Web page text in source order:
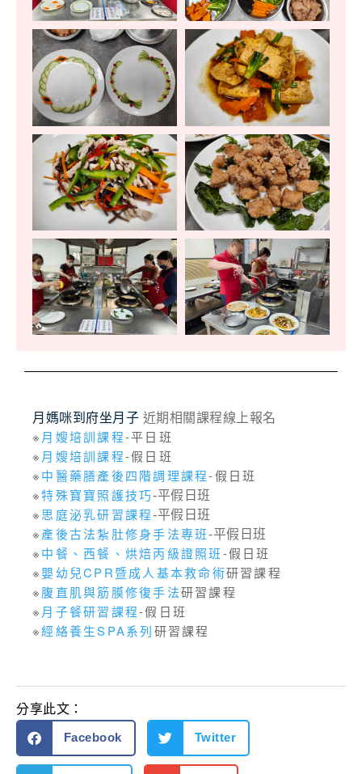
月媽咪到府坐月子 近期相關課程線上報名
※月嫂培訓課程-平日班
※月嫂培訓課程-假日班
※中醫藥膳產後四階調理課程-假日班
※特殊寶寶照護技巧-平假日班
※思庭泌乳研習課程-平假日班
※產後古法紮肚修身手法專班-平假日班
※中餐、西餐、烘焙丙級證照班-假日班
※嬰幼兒CPR暨成人基本救命術研習課程
※腹直肌與筋膜修復手法研習課程
※月子餐研習課程-假日班
※經絡養生SPA系列研習課程
分享此文：
Facebook Twitter